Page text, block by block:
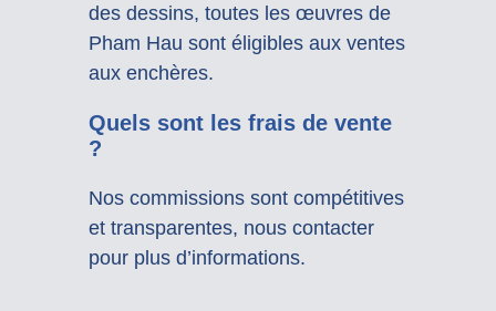
des dessins, toutes les œuvres de
Pham Hau sont éligibles aux ventes
aux enchères.
Quels sont les frais de vente
?
Nos commissions sont compétitives
et transparentes, nous contacter
pour plus d’informations.